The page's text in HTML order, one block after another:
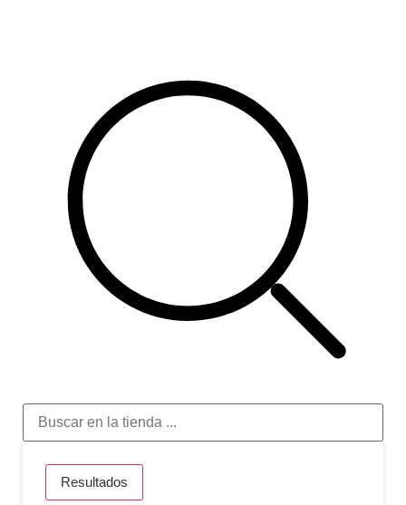
Resultados